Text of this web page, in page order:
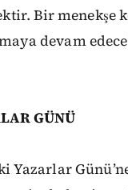
Bir menekşe
devam
GÜNÜ
Yazarlar